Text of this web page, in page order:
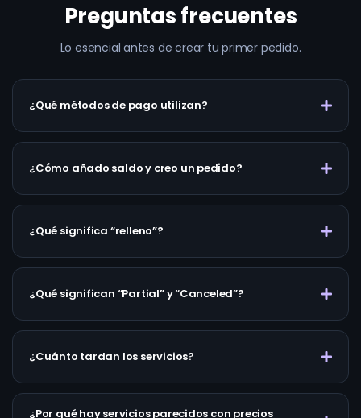
Preguntas frecuentes
Lo esencial antes de crear tu primer pedido.
¿Qué métodos de pago utilizan?
¿Cómo añado saldo y creo un pedido?
¿Qué significa “relleno”?
¿Qué significan “Partial” y “Canceled”?
¿Cuánto tardan los servicios?
¿Por qué hay servicios parecidos con precios